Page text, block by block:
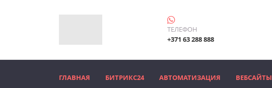
ТЕЛЕФОН
+371 63 288 888
ГЛАВНАЯ БИТРИКС24 АВТОМАТИЗАЦИЯ ВЕБСАЙТЫ